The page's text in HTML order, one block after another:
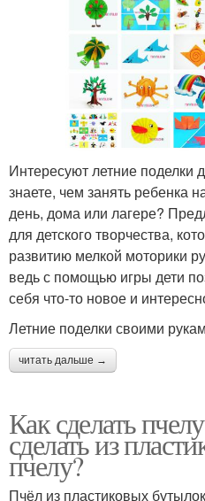
Интересуют летние поделки
знаете, чем занять ребенка
день, дома или лагере?
для детского творчества,
развитию мелкой моторики
ведь с помощью игры дети
себя что-то новое и
Летние поделки своими
читать дальше →
Как сделать
сделать из
пчелу?
Пчёл из пластиковых